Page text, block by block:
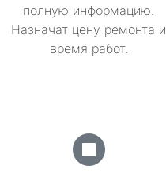
полную информацию.
Назначат цену ремонта и
время работ.